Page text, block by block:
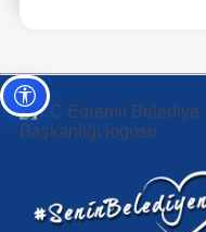
Erişilebilirlik ayarları